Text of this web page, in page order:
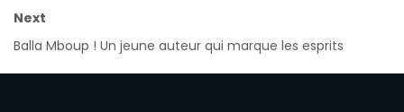
Next
Balla Mboup ! Un jeune auteur qui marque les esprits